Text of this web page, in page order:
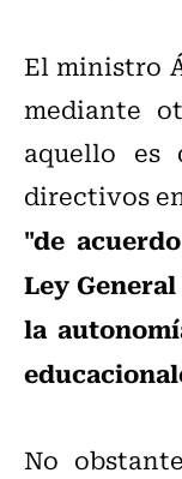
El ministro
mediante
aquello es
directivos
"de
Ley
la
No